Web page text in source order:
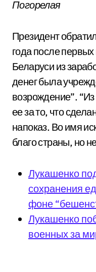
Погорелая
Президент
года после
Беларуси из
денег была
возрождение”.
ее за то, что
напоказ. Во имя
благо страны, но
Лукашенко
сохранения
фоне
Лукашенко
военных за